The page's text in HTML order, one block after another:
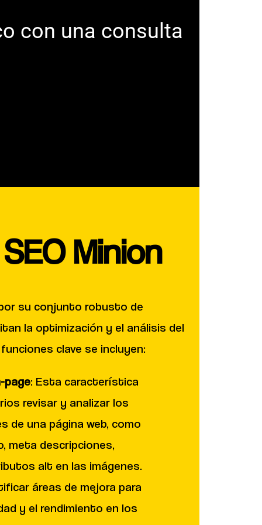
con una consulta
Minion
su conjunto robusto de
la optimización y el análisis del
clave se incluyen:
page: Esta característica
revisar y analizar los
de una página web, como
meta descripciones,
alt en las imágenes.
áreas de mejora para
y el rendimiento en los